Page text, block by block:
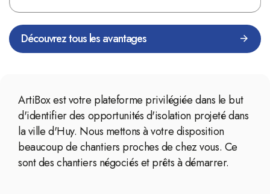
Découvrez tous les avantages
ArtiBox est votre plateforme privilégiée dans le but
d'identifier des opportunités d'isolation projeté dans
la ville d'Huy. Nous mettons à votre disposition
beaucoup de chantiers proches de chez vous. Ce
sont des chantiers négociés et prêts à démarrer.